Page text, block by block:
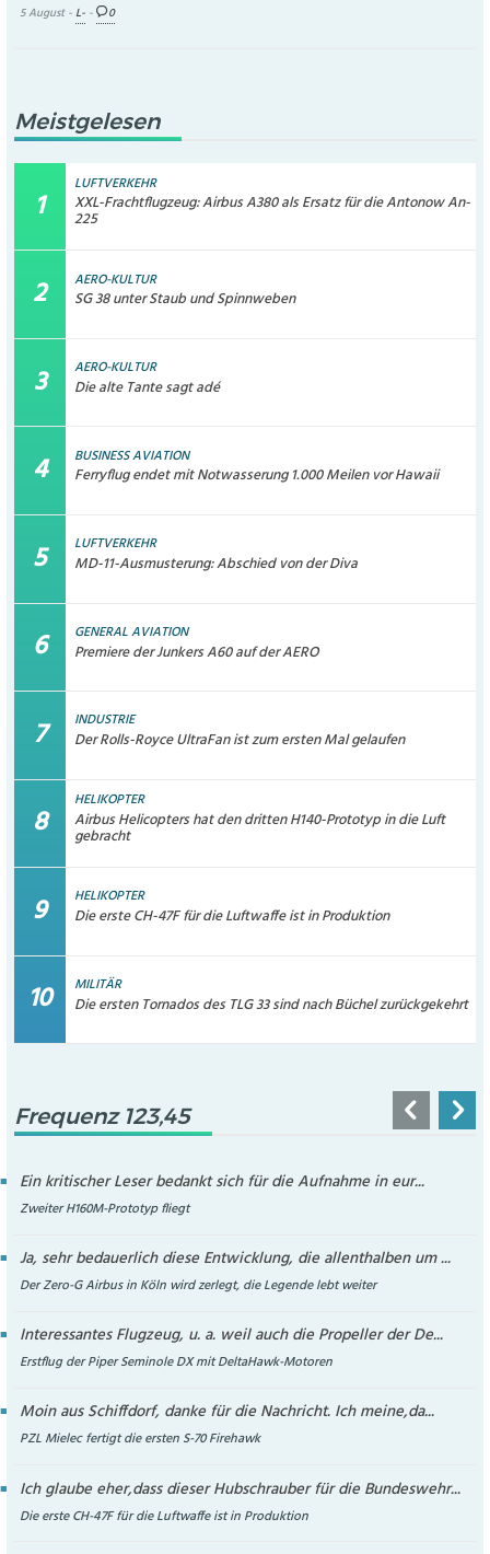
5 August - L-- 0
Meistgelesen
LUFTVERKEHR
XXL-Frachtflugzeug: Airbus A380 als Ersatz für die Antonow An-
225
AERO-KULTUR
SG 38 unter Staub und Spinnweben
AERO-KULTUR
Die alte Tante sagt adé
BUSINESS AVIATION
Ferryflug endet mit Notwasserung 1.000 Meilen vor Hawaii
LUFTVERKEHR
MD-11-Ausmusterung: Abschied von der Diva
GENERAL AVIATION
Premiere der Junkers A60 auf der AERO
INDUSTRIE
Der Rolls-Royce UltraFan ist zum ersten Mal gelaufen
HELIKOPTER
Airbus Helicopters hat den dritten H140-Prototyp in die Luft
gebracht
HELIKOPTER
Die erste CH-47F für die Luftwaffe ist in Produktion
MILITÄR
Die ersten Tornados des TLG 33 sind nach Büchel zurückgekehrt
Frequenz 123,45
Ein kritischer Leser bedankt sich für die Aufnahme in eur...
Zweiter H160M-Prototyp fliegt
Ja, sehr bedauerlich diese Entwicklung, die allenthalben um ...
Der Zero-G Airbus in Köln wird zerlegt, die Legende lebt weiter
Interessantes Flugzeug, u. a. weil auch die Propeller der De...
Erstflug der Piper Seminole DX mit DeltaHawk-Motoren
Moin aus Schiffdorf, danke für die Nachricht. Ich meine,da...
PZL Mielec fertigt die ersten S-70 Firehawk
Ich glaube eher,dass dieser Hubschrauber für die Bundeswehr...
Die erste CH-47F für die Luftwaffe ist in Produktion